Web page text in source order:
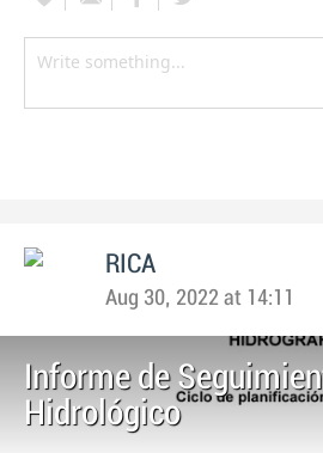
RICA
Aug 30, 2022 at 14:11
Informe de
Hidrológico